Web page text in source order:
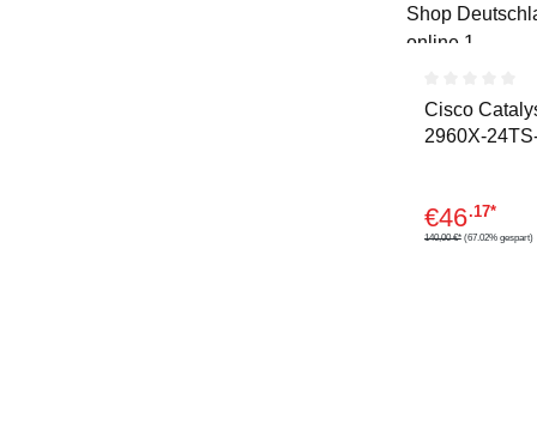
Cisco
2960X-
€46.17*
140,00 €* (67.02% gespart)